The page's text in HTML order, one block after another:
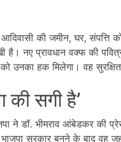
की जमीन, घर, संपत्ति
है। नए प्रावधान वक्फ की
उनका हक मिलेगा। वह
की सगी है’
ने डॉ. भीमराव आंबेडकर की
सरकार बनने के बाद वह